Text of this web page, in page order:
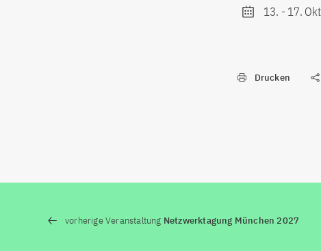
13. - 17.
Drucken
vorherige Veranstaltung Netzwerktagung München 2027